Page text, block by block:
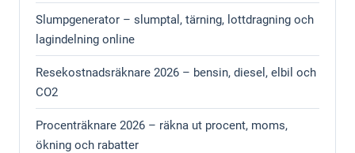
Slumpgenerator – slumptal, tärning, lottdragning och
lagindelning online
Resekostnadsräknare 2026 – bensin, diesel, elbil och
CO2
Procenträknare 2026 – räkna ut procent, moms,
ökning och rabatter